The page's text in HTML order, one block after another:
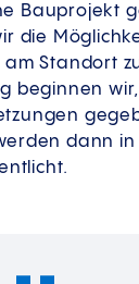
Bauprojekt
die
Standort
beginnen
dann in